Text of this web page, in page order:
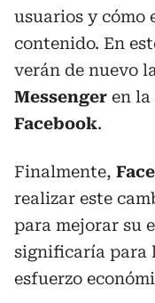
usuarios y cómo
contenido. En
verán de nuevo
Messenger en
Facebook.
Finalmente,
realizar este
para mejorar su
significaría para
esfuerzo